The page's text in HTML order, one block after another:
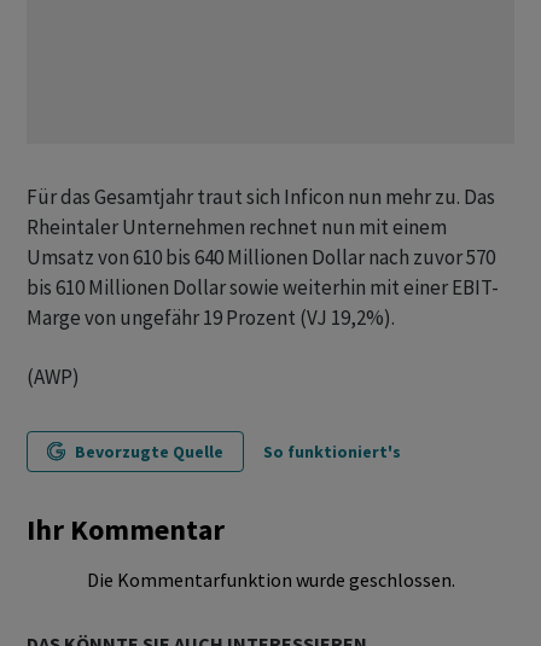
Für das Gesamtjahr traut sich Inficon nun mehr zu. Das
Rheintaler Unternehmen rechnet nun mit einem
Umsatz von 610 bis 640 Millionen Dollar nach zuvor 570
bis 610 Millionen Dollar sowie weiterhin mit einer EBIT-
Marge von ungefähr 19 Prozent (VJ 19,2%).
(AWP)
Bevorzugte Quelle So funktioniert's
Ihr Kommentar
Die Kommentarfunktion wurde geschlossen.